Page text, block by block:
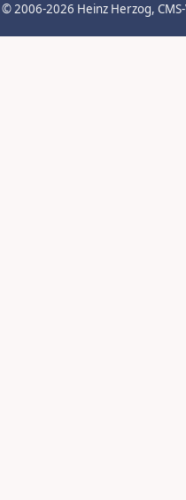
© 2006-2026 Heinz Herzog,